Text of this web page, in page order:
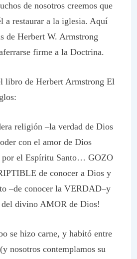
de nosotros creemos que
a restaurar a la iglesia. Aquí
de Herbert W. Armstrong
firme a la Doctrina.
libro de Herbert Armstrong El
:
religión –la verdad de Dios
con el amor de Dios
por el Espíritu Santo… GOZO
de conocer a Dios y
–de conocer la VERDAD–y
divino AMOR de Dios!
se hizo carne, y habitó entre
nosotros contemplamos su